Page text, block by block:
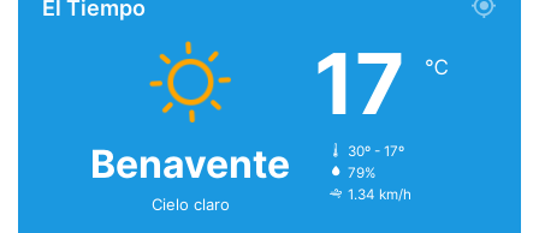
El Tiempo
Benavente
Cielo claro
17 ℃
30º - 17º
79%
1.34 km/h